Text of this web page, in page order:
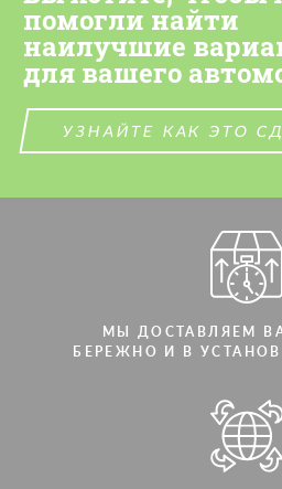
помогли найти
наилучшие
для вашего
УЗНАЙТЕ КАК ЭТО
МЫ ДОСТАВЛЯЕМ
БЕРЕЖНО И В
СВЯЖИТЕСЬ
персональных данных
СВЯЖИТЕСЬ